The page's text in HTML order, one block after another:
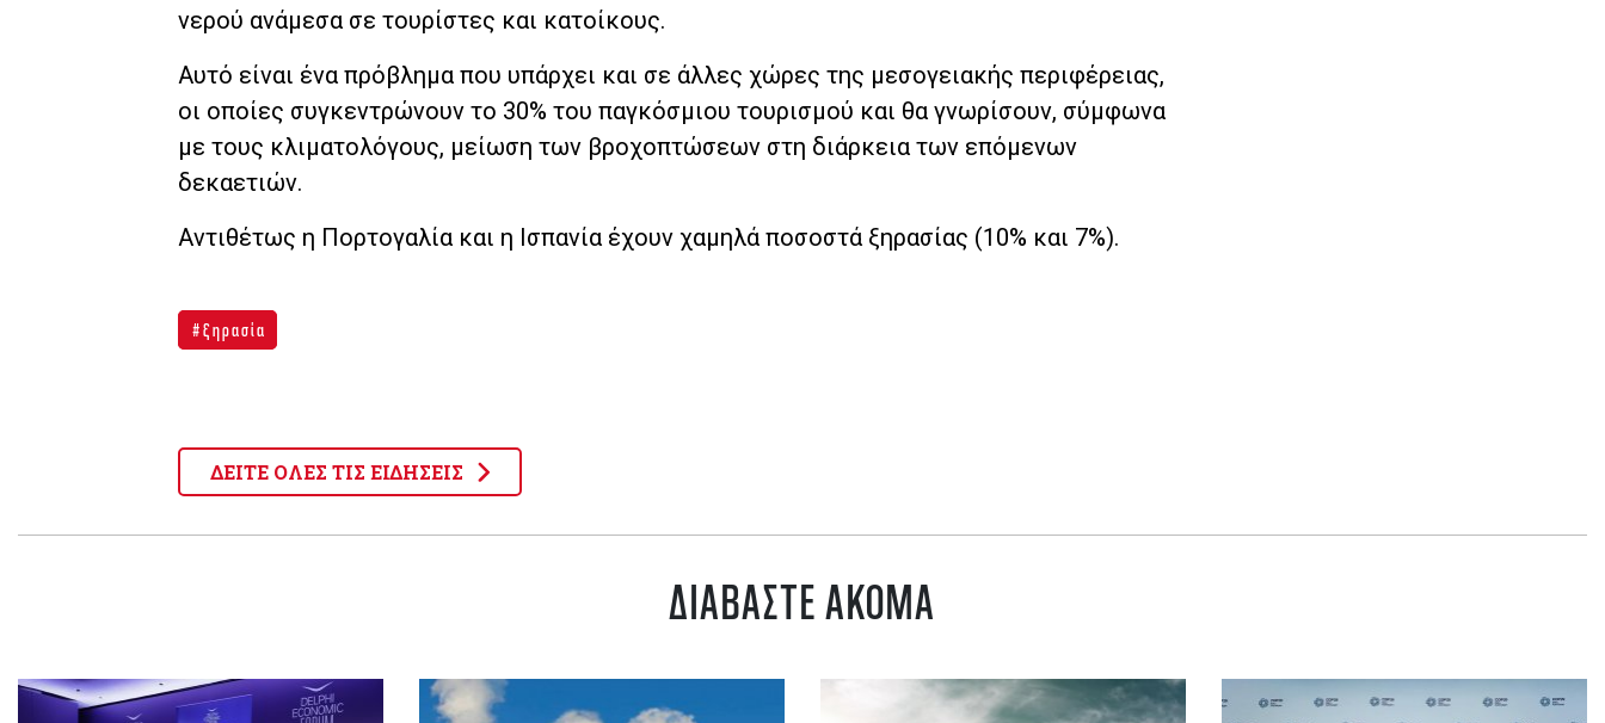
νερού ανάμεσα σε τουρίστες και κατοίκους.
Αυτό είναι ένα πρόβλημα που υπάρχει και σε άλλες χώρες της μεσογειακής περιφέρειας,
οι οποίες συγκεντρώνουν το 30% του παγκόσμιου τουρισμού και θα γνωρίσουν, σύμφωνα
με τους κλιματολόγους, μείωση των βροχοπτώσεων στη διάρκεια των επόμενων
δεκαετιών.
Αντιθέτως η Πορτογαλία και η Ισπανία έχουν χαμηλά ποσοστά ξηρασίας (10% και 7%).
ξηρασία
ΔΕΙΤΕ ΟΛΕΣ ΤΙΣ ΕΙΔΗΣΕΙΣ
ΔΙΑΒΑΣΤΕ ΑΚΟΜΑ